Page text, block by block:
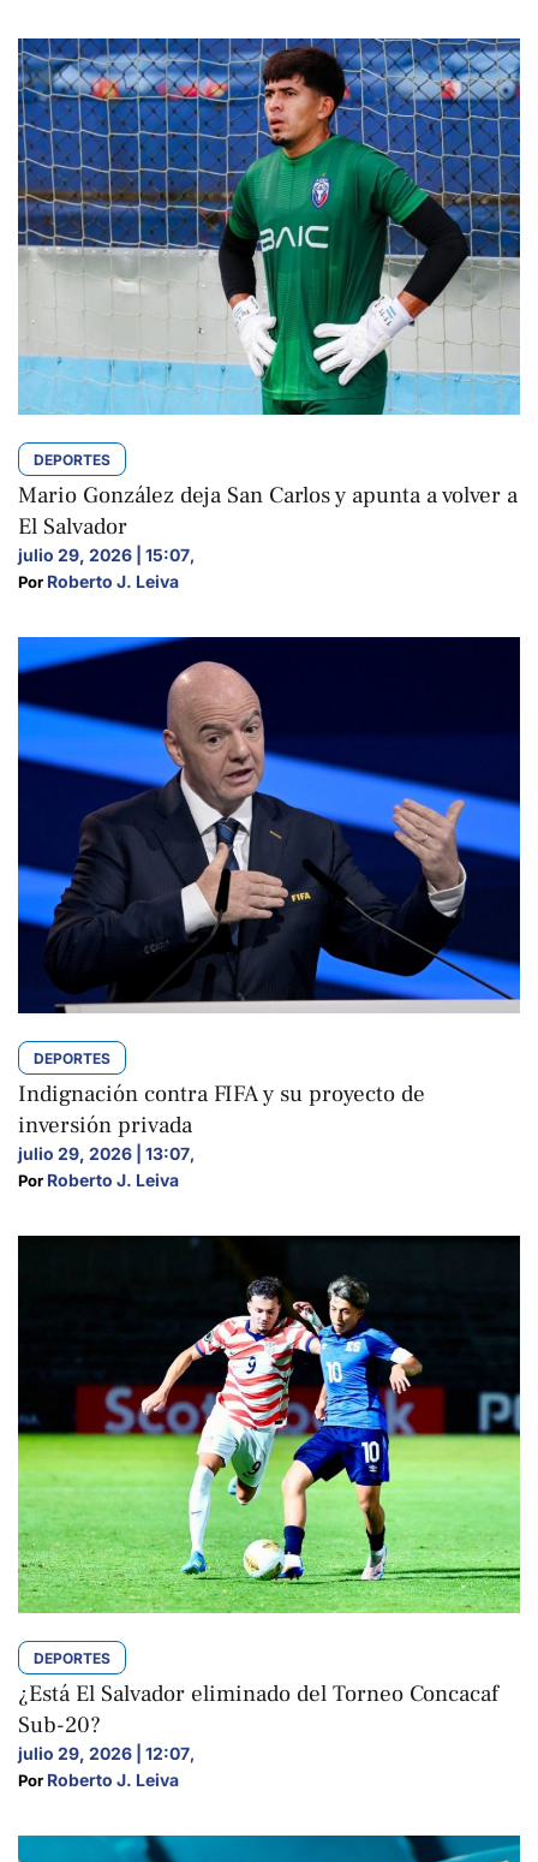
DEPORTES
Mario González deja San Carlos y apunta a volver a
El Salvador
julio 29, 2026 | 15:07,
Por Roberto J. Leiva
DEPORTES
Indignación contra FIFA y su proyecto de
inversión privada
julio 29, 2026 | 13:07,
Por Roberto J. Leiva
DEPORTES
¿Está El Salvador eliminado del Torneo Concacaf
Sub-20?
julio 29, 2026 | 12:07,
Por Roberto J. Leiva